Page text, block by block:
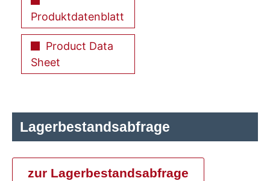
Produktdatenblatt
Product Data
Sheet
Lagerbestandsabfrage
zur Lagerbestandsabfrage